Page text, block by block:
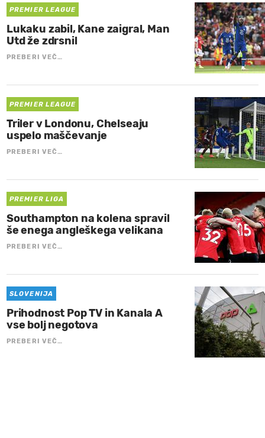
PREMIER LEAGUE
Lukaku zabil, Kane zaigral, Man
Utd že zdrsnil
PREBERI VEČ…
PREMIER LEAGUE
Triler v Londonu, Chelseaju
uspelo maščevanje
PREBERI VEČ…
PREMIER LIGA
Southampton na kolena spravil
še enega angleškega velikana
PREBERI VEČ…
SLOVENIJA
Prihodnost Pop TV in Kanala A
vse bolj negotova
PREBERI VEČ…